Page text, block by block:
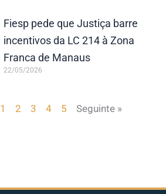
Fiesp pede que Justiça barre
incentivos da LC 214 à Zona
Franca de Manaus
22/05/2026
1 2 3 4 5 Seguinte »